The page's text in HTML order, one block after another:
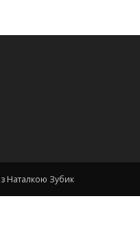
Наталкою Зубик